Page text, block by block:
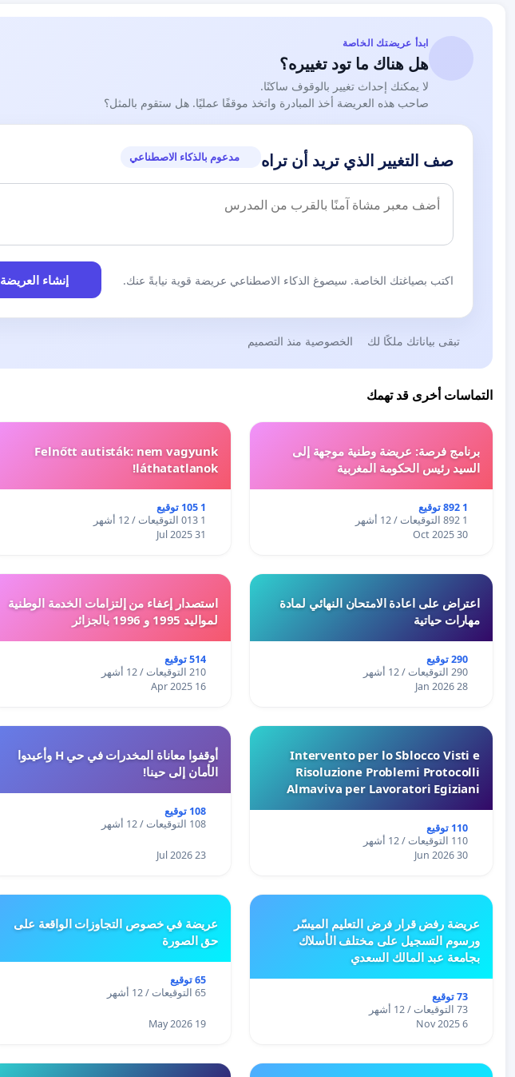
ابدأ عريضتك الخاصة
هل هناك ما تود تغييره؟
لا يمكنك إحداث تغيير بالوقوف ساكنًا.
صاحب هذه العريضة أخذ المبادرة واتخذ موقفًا عمليًا. هل ستقوم بالمثل؟
صف التغيير الذي تريد أن تراه مدعوم بالذكاء الاصطناعي
اكتب بصياغتك الخاصة. سيصوغ الذكاء الاصطناعي عريضة قوية نيابةً عنك. إنشاء العريضة
تبقى بياناتك ملكًا لك الخصوصية منذ التصميم
التماسات أخرى قد تهمك
برنامج فرصة: عريضة وطنية موجهة إلى
السيد رئيس الحكومة المغربية
1 892 توقيع
1 892 التوقيعات / 12 أشهر
30 Oct 2025
Felnőtt autisták: nem vagyunk
láthatatlanok!
1 105 توقيع
1 013 التوقيعات / 12 أشهر
31 Jul 2025
اعتراض على اعادة الامتحان النهائي لمادة
مهارات حياتية
290 توقيع
290 التوقيعات / 12 أشهر
28 Jan 2026
استصدار إعفاء من إلتزامات الخدمة الوطنية
لمواليد 1995 و 1996 بالجزائر
514 توقيع
210 التوقيعات / 12 أشهر
16 Apr 2025
Intervento per lo Sblocco Visti e
Risoluzione Problemi Protocolli
Almaviva per Lavoratori Egiziani
110 توقيع
110 التوقيعات / 12 أشهر
30 Jun 2026
أوقفوا معاناة المخدرات في حي H وأعيدوا
الأمان إلى حينا!
108 توقيع
108 التوقيعات / 12 أشهر
23 Jul 2026
عريضة رفض قرار فرض التعليم الميسّر
ورسوم التسجيل على مختلف الأسلاك
بجامعة عبد المالك السعدي
73 توقيع
73 التوقيعات / 12 أشهر
6 Nov 2025
عريضة في خصوص التجاوزات الواقعة على
حق الصورة
65 توقيع
65 التوقيعات / 12 أشهر
19 May 2026